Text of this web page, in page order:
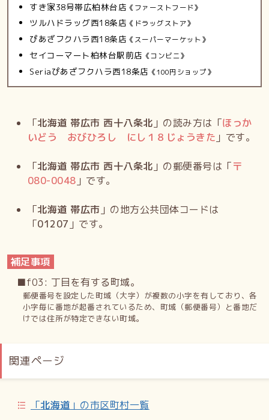
すき家38号帯広柏林台店 《ファーストフード》
ツルハドラッグ西18条店 《ドラッグストア》
ぴあざフクハラ西18条店 《スーパーマーケット》
セイコーマート柏林台駅前店 《コンビニ》
Seriaぴあざフクハラ西18条店 《100円ショップ》
「北海道 帯広市 西十八条北 」の読み方は「ほっか
いどう おびひろし にし１８じょうきた 」です。
「北海道 帯広市 西十八条北 」の郵便番号は「〒
080-0048 」です。
「北海道 帯広市 」の地方公共団体コードは
「01207 」です。
補足事項
■f03: 丁目を有する町域。
郵便番号を設定した町域（大字）が複数の小字を有しており、各
小字毎に番地が起番されているため、町域（郵便番号）と番地だ
けでは住所が特定できない町域。
関連ページ
「北海道 」の市区町村一覧